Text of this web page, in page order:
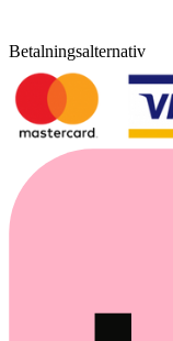
Betalningsalternativ